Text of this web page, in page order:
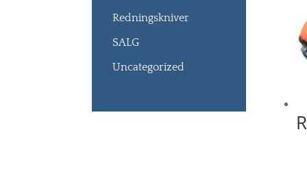
Redningskniver
SALG
Uncategorized